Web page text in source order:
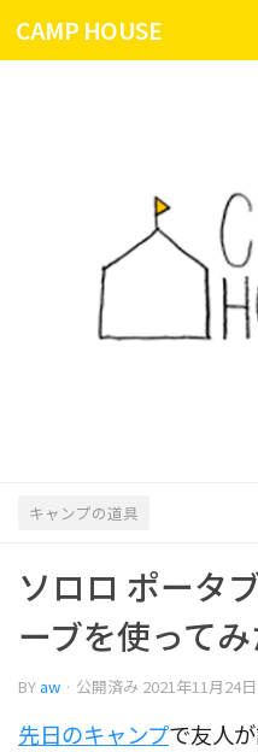
コンテンツへスキップ
CAMP HOUSE
キャンプの道具
ソロロ ポータ
ーブを使って
BY aw · 公開済み 2021年11月24日
先日のキャンプで友人